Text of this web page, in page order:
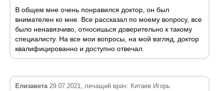
В общем мне очень понравился доктор, он был
внимателен ко мне. Все рассказал по моему вопросу, все
было ненавязчиво, относишься доверительно к такому
специалисту. На все мои вопросы, на мой взгляд, доктор
квалифицированно и доступно отвечал.
Елизавета29.07.2021, лечащий врач: Китаев Игорь